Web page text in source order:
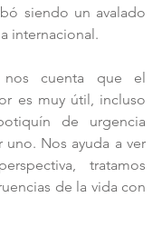
siendo un avalado
internacional.
nos cuenta que el
es muy útil, incluso
de urgencia
Nos ayuda a ver
tratamos
de la vida con